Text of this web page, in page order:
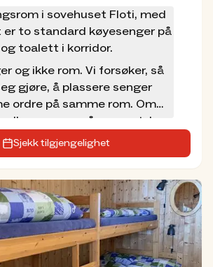
i sovehuset Floti, med
er to standard køyesenger på
toalett i korridor.
og ikke rom. Vi forsøker, så
gjøre, å plassere senger
ordre på samme rom. Om
alle sengene på rommet, kan
senger. Prisen
middag, overnatting
niste og fylling av egen
ikke tillatt med egen
senger. Ta med sengesett
ev. lei dette av oss.
Sjekk tilgjengelighet